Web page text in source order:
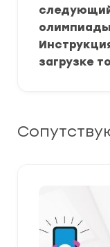
загрузке